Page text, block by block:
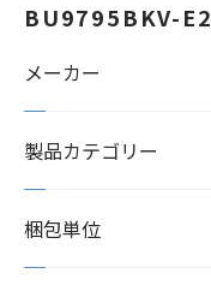
BU9795BKV-E2
メーカー
製品カテゴリー
梱包単位